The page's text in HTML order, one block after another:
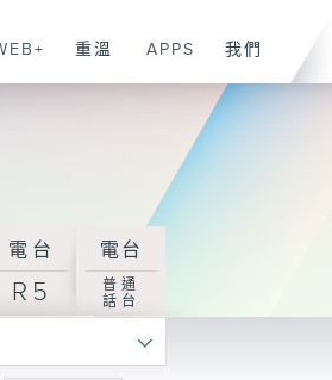
重溫 APPS 我們
電台
R5
電台
普通
話台